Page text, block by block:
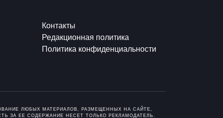
Контакты
Редакционная политика
Политика конфиденциальности
ЛЮБЫХ МАТЕРИАЛОВ, РАЗМЕЩЕННЫХ НА САЙТЕ,
ЗА ЕЕ СОДЕРЖАНИЕ НЕСЕТ ТОЛЬКО РЕКЛАМОДАТЕЛЬ.